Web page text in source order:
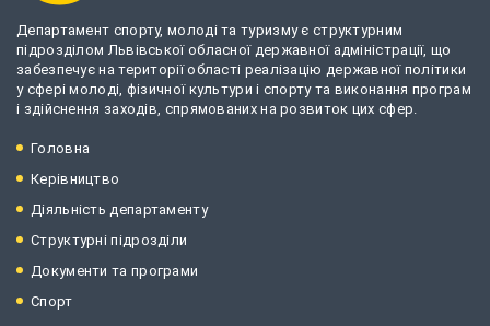
Департамент спорту, молоді та туризму є структурним
підрозділом Львівської обласної державної адміністрації, що
забезпечує на території області реалізацію державної політики
у сфері молоді, фізичної культури і спорту та виконання програм
і здійснення заходів, спрямованих на розвиток цих сфер.
Головна
Керівництво
Діяльність департаменту
Структурні підрозділи
Документи та програми
Спорт